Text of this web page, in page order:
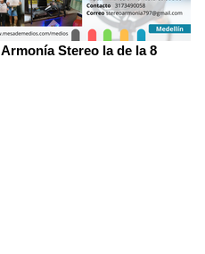
Armonía Stereo la de la 8